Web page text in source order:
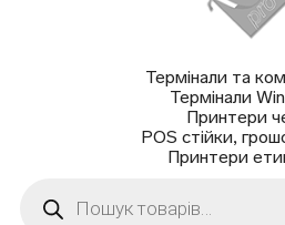
Термінали та
Термінали
Принтери
POS стійки,
Принтери
товарів